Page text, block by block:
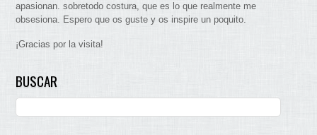
apasionan. sobretodo costura, que es lo que realmente me
obsesiona. Espero que os guste y os inspire un poquito.
¡Gracias por la visita!
BUSCAR